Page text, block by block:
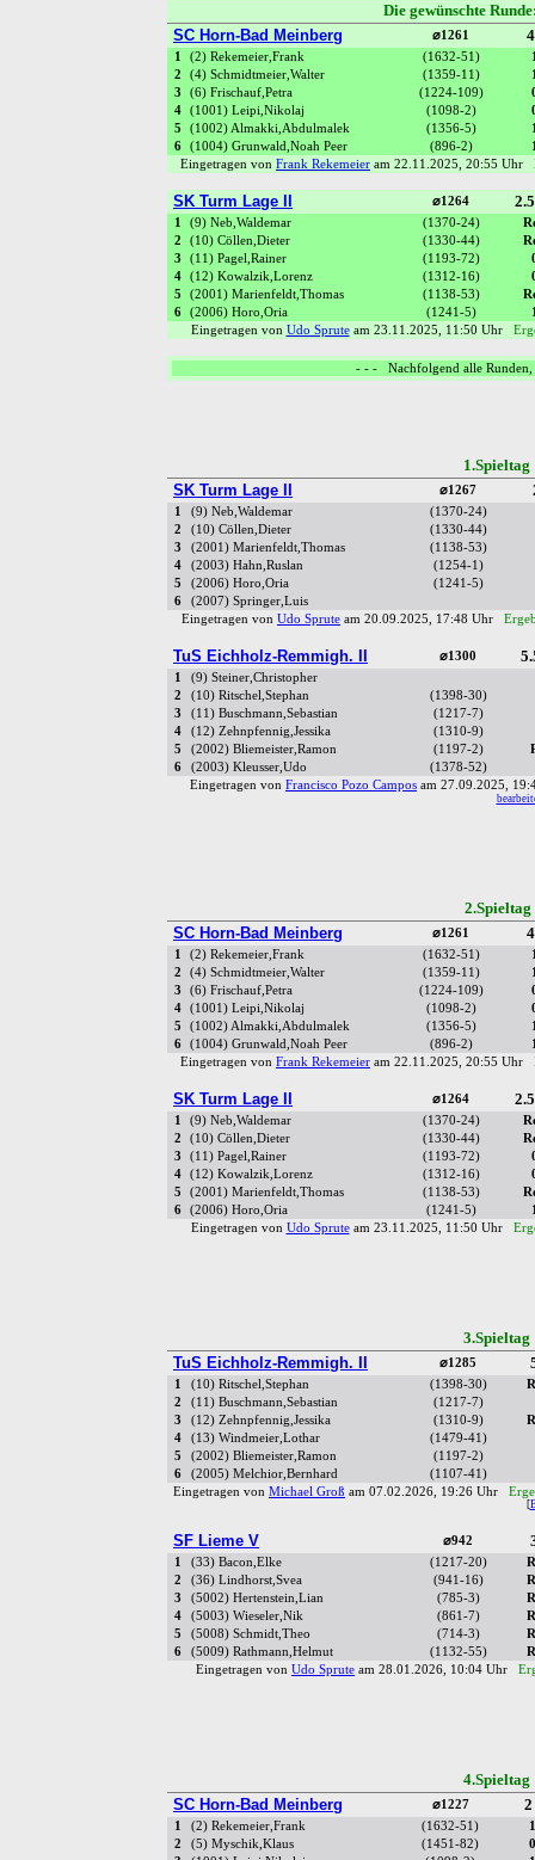
Die gewünschte
SC Horn-Bad Meinberg
⌀1261
1 (2) Rekemeier,Frank (1632-51)
2
(4) Schmidtmeier,Walter (1359-11)
3
(6) Frischauf,Petra (1224-109)
4
(1001) Leipi,Nikolaj (1098-2)
5
(1002) Almakki,Abdulmalek (1356-5)
6
(1004) Grunwald,Noah Peer (896-2)
Eingetragen von Frank Rekemeier am 22.11.2025, 20:55 Uhr
SK Turm Lage II ⌀1264
1 (9) Neb,Waldemar (1370-24)
2
(10) Cöllen,Dieter (1330-44)
3
(11) Pagel,Rainer (1193-72)
4
(12) Kowalzik,Lorenz (1312-16)
5
(2001) Marienfeldt,Thomas (1138-53)
6
(2006) Horo,Oria (1241-5)
Eingetragen von Udo Spruteam 23.11.2025, 11:50 Uhr
- - - Nachfolgend alle
SK Turm Lage II
⌀1267
1 (9) Neb,Waldemar
(1370-24)
2
(10) Cöllen,Dieter
(1330-44)
3
(2001) Marienfeldt,Thomas
(1138-53)
4
(2003) Hahn,Ruslan
(1254-1)
5
(2006) Horo,Oria
(1241-5)
6
(2007) Springer,Luis
Eingetragen von Udo Sprute am 20.09.2025, 17:48 Uhr
TuS Eichholz-Remmigh. II ⌀1300
1
(9) Steiner,Christopher
2
(10) Ritschel,Stephan
(1398-30)
3
(11) Buschmann,Sebastian
(1217-7)
4
(12) Zehnpfennig,Jessika
(1310-9)
5
(2002) Bliemeister,Ramon (1197-2)
6
(2003) Kleusser,Udo
(1378-52)
Eingetragen von Francisco Pozo Campos am 27.09.2025,
SC Horn-Bad Meinberg
⌀1261
1 (2) Rekemeier,Frank (1632-51)
2
(4) Schmidtmeier,Walter (1359-11)
3
(6) Frischauf,Petra (1224-109)
4
(1001) Leipi,Nikolaj (1098-2)
5
(1002) Almakki,Abdulmalek (1356-5)
6
(1004) Grunwald,Noah Peer (896-2)
Eingetragen von Frank Rekemeier am 22.11.2025, 20:55 Uhr
SK Turm Lage II ⌀1264
1 (9) Neb,Waldemar (1370-24)
2
(10) Cöllen,Dieter (1330-44)
3
(11) Pagel,Rainer (1193-72)
4
(12) Kowalzik,Lorenz (1312-16)
5
(2001) Marienfeldt,Thomas (1138-53)
6
(2006) Horo,Oria (1241-5)
Eingetragen von Udo Spruteam 23.11.2025, 11:50 Uhr
TuS Eichholz-Remmigh. II
⌀1285
1 (10) Ritschel,Stephan (1398-30)
2
(11) Buschmann,Sebastian (1217-7)
3
(12) Zehnpfennig,Jessika (1310-9)
4
(13) Windmeier,Lothar (1479-41)
5
(2002) Bliemeister,Ramon (1197-2)
6
(2005) Melchior,Bernhard
(1107-41)
Eingetragen von Michael Groß am 07.02.2026, 19:26 Uhr
[
SF Lieme V ⌀942
1 (33) Bacon,Elke (1217-20)
2
(36) Lindhorst,Svea (941-16)
3
(5002) Hertenstein,Lian (785-3)
4
(5003) Wieseler,Nik (861-7)
5
(5008) Schmidt,Theo (714-3)
6
(5009) Rathmann,Helmut (1132-55)
Eingetragen von Udo Sprute am 28.01.2026, 10:04 Uhr
SC Horn-Bad Meinberg
⌀1227
1 (2) Rekemeier,Frank (1632-51)
2
(5) Myschik,Klaus (1451-82)